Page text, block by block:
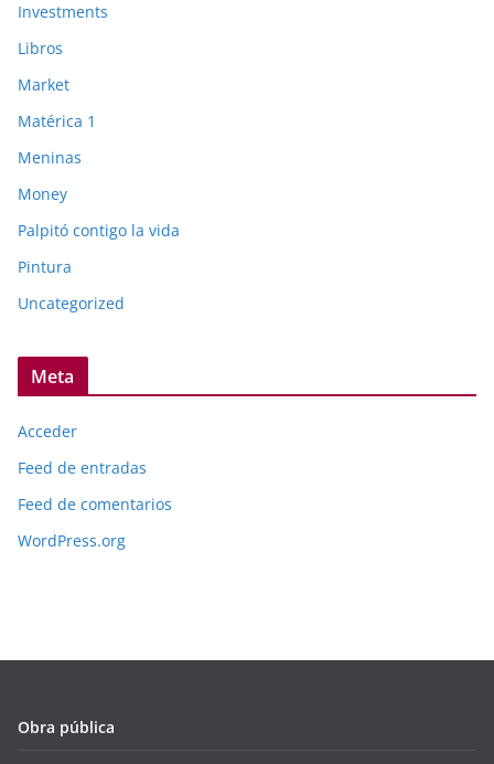
Investments
Libros
Market
Matérica 1
Meninas
Money
Palpitó contigo la vida
Pintura
Uncategorized
Meta
Acceder
Feed de entradas
Feed de comentarios
WordPress.org
Obra pública